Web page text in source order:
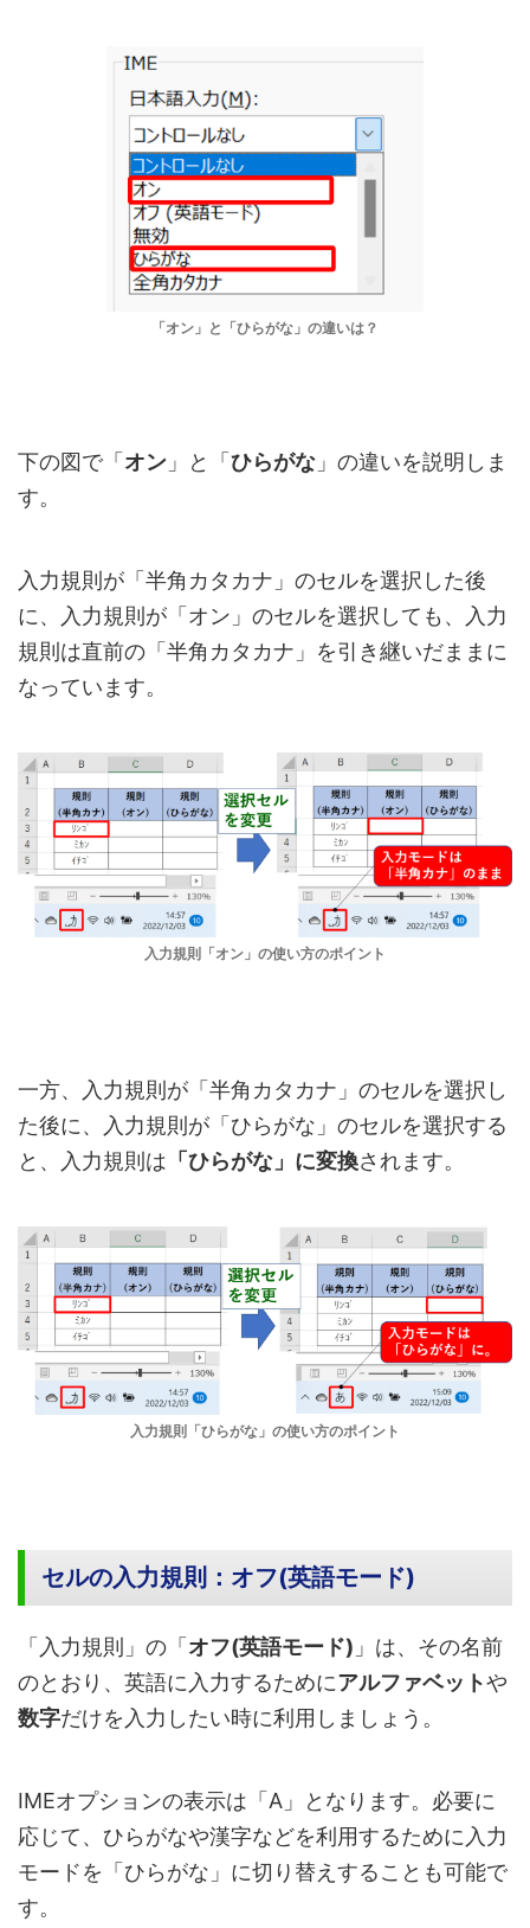
「オン」と「ひらがな」の違いは？
下の図で「 オン 」と「 ひらがな 」の違いを説明しま
す。
入力規則が「半角カタカナ」のセルを選択した後
に、入力規則が「オン」のセルを選択しても、入力
規則は直前の「半角カタカナ」を引き継いだままに
なっています。
入力規則「オン」の使い方のポイント
一方、入力規則が「半角カタカナ」のセルを選択し
た後に、入力規則が「ひらがな」のセルを選択する
と、入力規則は 「ひらがな」に変換されます。
入力規則「ひらがな」の使い方のポイント
セルの入力規則：オフ(英語モード)
「入力規則」の「 オフ(英語モード) 」は、その名前
のとおり、英語に入力するためにアルファベットや
数字だけを入力したい時に利用しましょう。
IMEオプションの表示は「A」となります。必要に
応じて、ひらがなや漢字などを利用するために入力
モードを「ひらがな」に切り替えすることも可能で
す。